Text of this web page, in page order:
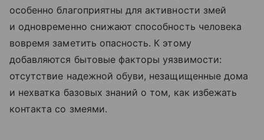
особенно благоприятны для активности змей
и одновременно снижают способность человека
вовремя заметить опасность. К этому
добавляются бытовые факторы уязвимости:
отсутствие надежной обуви, незащищенные дома
и нехватка базовых знаний о том, как избежать
контакта со змеями.